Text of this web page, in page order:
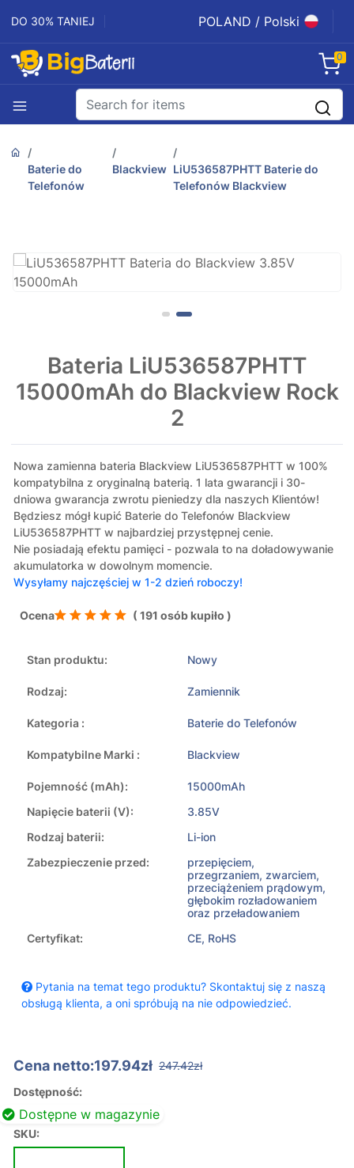
DO 30% TANIEJ POLAND / Polski
0
Baterie do
Telefonów
Blackview LiU536587PHTT Baterie do
Telefonów Blackview
Bateria LiU536587PHTT
15000mAh do Blackview Rock
2
Nowa zamienna bateria Blackview LiU536587PHTT w 100%
kompatybilna z oryginalną baterią. 1 lata gwarancji i 30-
dniowa gwarancja zwrotu pieniedzy dla naszych Klientów!
Będziesz mógł kupić Baterie do Telefonów Blackview
LiU536587PHTT w najbardziej przystępnej cenie.
Nie posiadają efektu pamięci - pozwala to na doładowywanie
akumulatorka w dowolnym momencie.
Wysyłamy najczęściej w 1-2 dzień roboczy!
Ocena ( 191 osób kupiło )
Stan produktu: Nowy
Rodzaj: Zamiennik
Kategoria : Baterie do Telefonów
Kompatybilne Marki : Blackview
Pojemność (mAh):
15000mAh
Napięcie baterii (V):
3.85V
Rodzaj baterii:
Li-ion
Zabezpieczenie przed:
przepięciem,
przegrzaniem, zwarciem,
przeciążeniem prądowym,
głębokim rozładowaniem
oraz przeładowaniem
Certyfikat:
CE, RoHS
Pytania na temat tego produktu? Skontaktuj się z naszą
obsługą klienta, a oni spróbują na nie odpowiedzieć.
Cena netto:197.94zł 247.42zł
Dostępność:
Dostępne w magazynie
SKU: